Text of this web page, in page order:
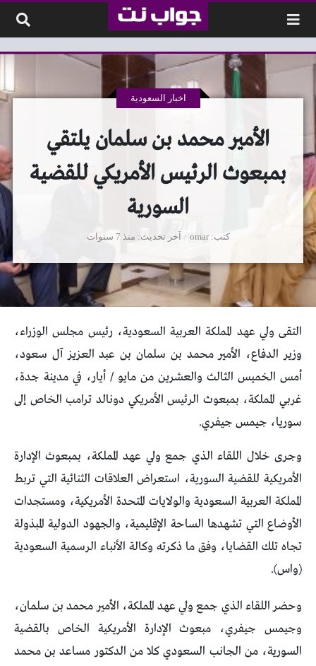
الأمير محمد بن سلمان يلتقي
بمبعوث الرئيس الأمريكي للقضية
السورية
كتب omar
اخبار السعودية
آخر تحديث منذ 7 سنوات
التقى ولي عهد المملكة العربية السعودية، رئيس مجلس الوزراء،
وزير الدفاع، الأمير محمد بن سلمان بن عبد العزيز آل سعود،
أمس الخميس الثالث والعشرين من مايو / أيار، في مدينة جدة،
غربي المملكة، بمبعوث الرئيس الأمريكي دونالد ترامب الخاص إلى
سوريا، جيمس جيفري.
وجرى خلال اللقاء الذي جمع ولي عهد المملكة، بمبعوث الإدارة
الأمريكية للقضية السورية، استعراض العلاقات الثنائية التي تربط
المملكة العربية السعودية والولايات المتحدة الأمريكية، ومستجدات
الأوضاع التي تشهدها الساحة الإقليمية، والجهود الدولية المبذولة
تجاه تلك القضايا، وفق ما ذكرته وكالة الأنباء الرسمية السعودية
(واس).
وحضر اللقاء الذي جمع ولي عهد المملكة، الأمير محمد بن سلمان،
وجيمس جيفري، مبعوث الإدارة الأمريكية الخاص بالقضية
السورية، من الجانب السعودي كلا من الدكتور مساعد بن محمد